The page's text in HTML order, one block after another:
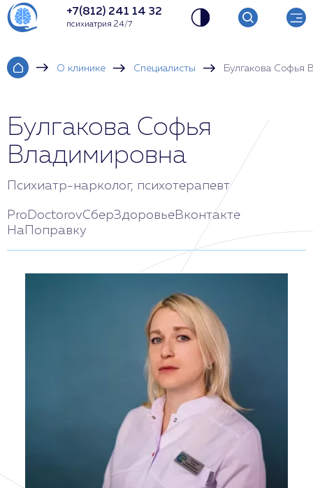
+7(812) 241 14 32
психиатрия 24/7
О клинике Специалисты Булгакова Софья
Булгакова Софья
Владимировна
Психиатр-нарколог, психотерапевт
ProDoctorovСберЗдоровьеВконтакте
НаПоправку